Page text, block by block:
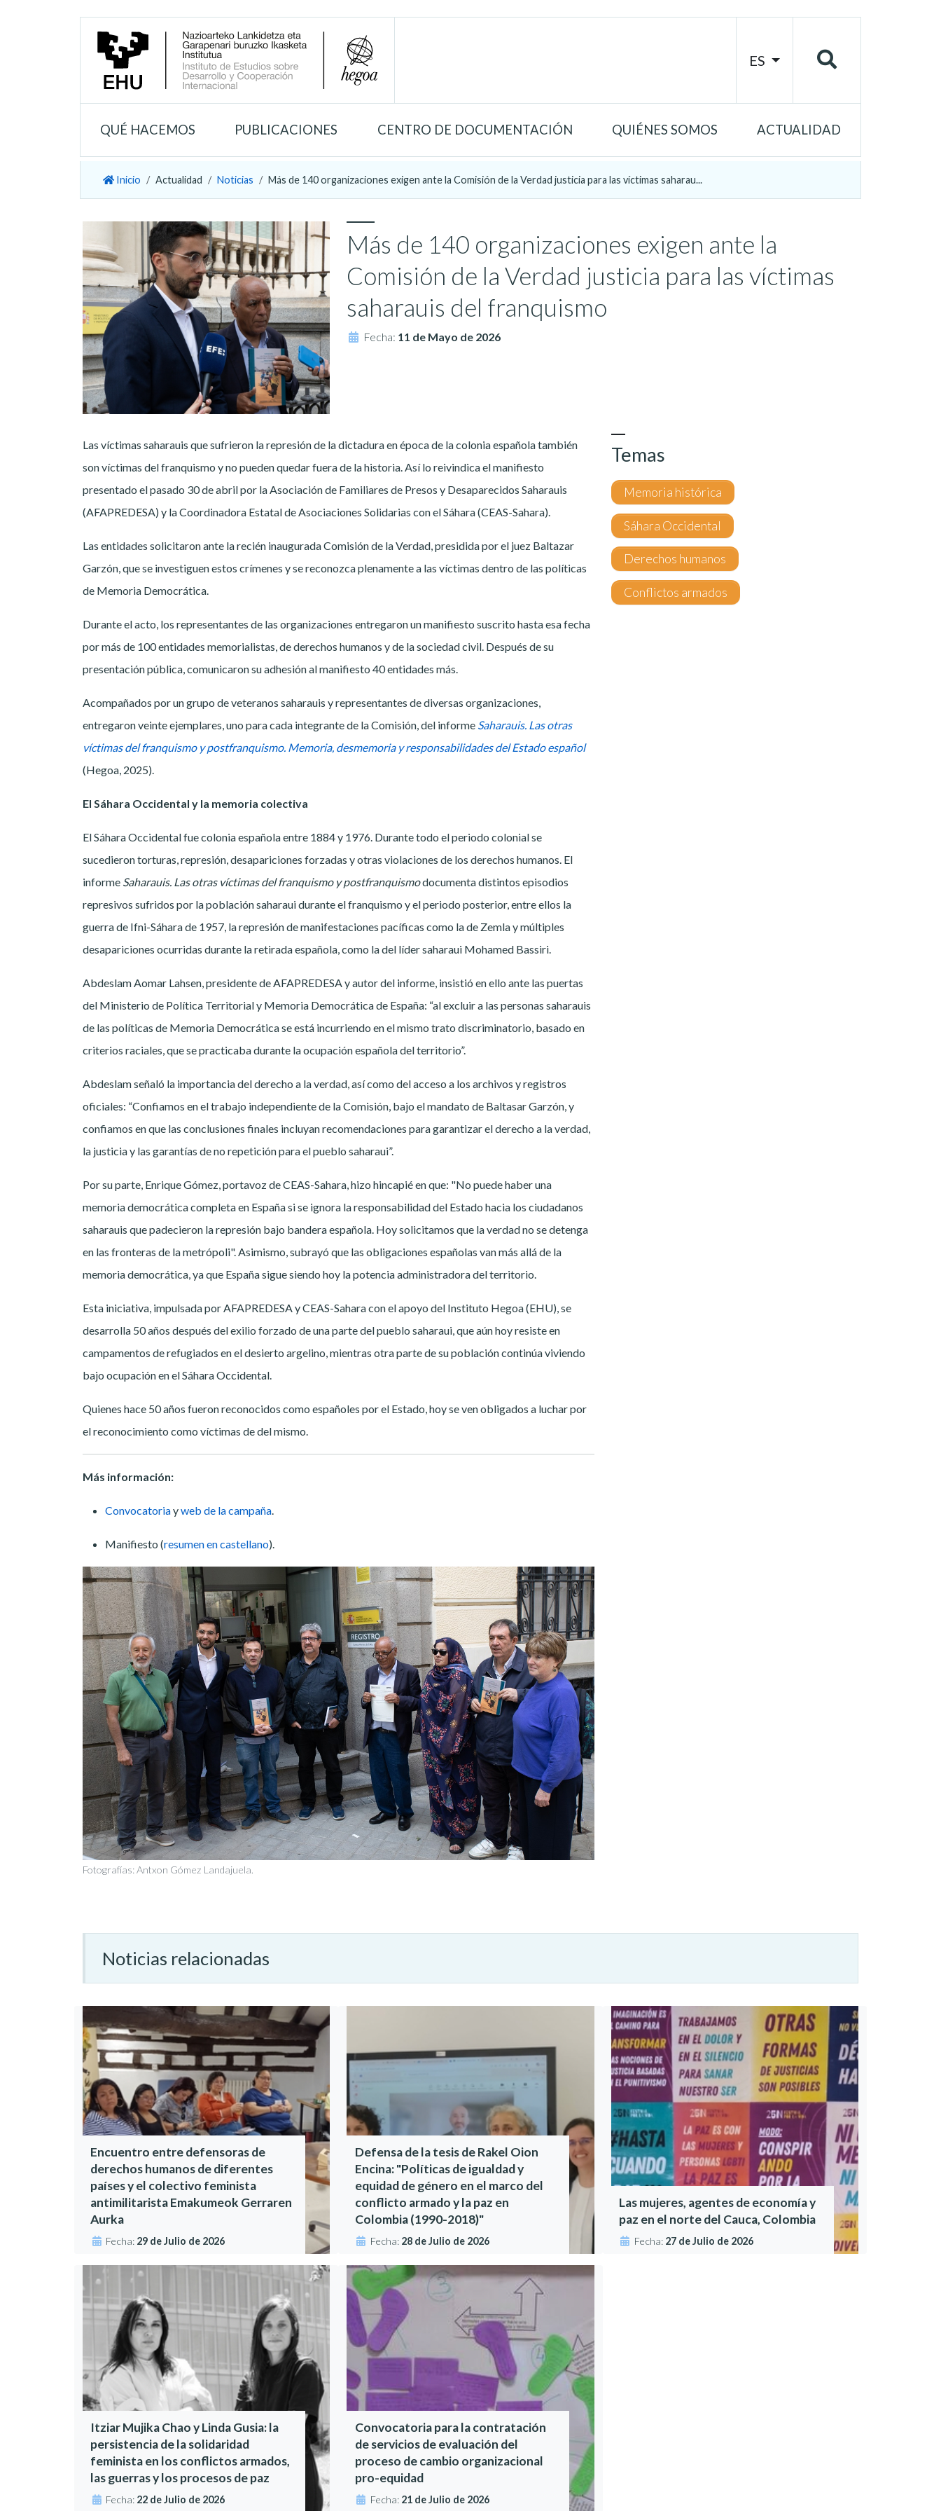
ES
QUÉ HACEMOS PUBLICACIONES CENTRO DE DOCUMENTACIÓN QUIÉNES SOMOS ACTUALIDAD
Inicio Actualidad Noticias Más de 140 organizaciones exigen ante la Comisión de la Verdad justicia para las víctimas saharau...
Más de 140 organizaciones exigen ante la
Comisión de la Verdad justicia para las víctimas
saharauis del franquismo
Fecha: 11 de Mayo de 2026
Las víctimas saharauis que sufrieron la represión de la dictadura en época de la colonia española también
son víctimas del franquismo y no pueden quedar fuera de la historia. Así lo reivindica el manifiesto
presentado el pasado 30 de abril por la Asociación de Familiares de Presos y Desaparecidos Saharauis
(AFAPREDESA) y la Coordinadora Estatal de Asociaciones Solidarias con el Sáhara (CEAS-Sahara).
Las entidades solicitaron ante la recién inaugurada Comisión de la Verdad, presidida por el juez Baltazar
Garzón, que se investiguen estos crímenes y se reconozca plenamente a las víctimas dentro de las políticas
de Memoria Democrática.
Durante el acto, los representantes de las organizaciones entregaron un manifiesto suscrito hasta esa fecha
por más de 100 entidades memorialistas, de derechos humanos y de la sociedad civil. Después de su
presentación pública, comunicaron su adhesión al manifiesto 40 entidades más.
Acompañados por un grupo de veteranos saharauis y representantes de diversas organizaciones,
entregaron veinte ejemplares, uno para cada integrante de la Comisión, del informe Saharauis. Las otras
víctimas del franquismo y postfranquismo. Memoria, desmemoria y responsabilidades del Estado español
(Hegoa, 2025).
El Sáhara Occidental y la memoria colectiva
El Sáhara Occidental fue colonia española entre 1884 y 1976. Durante todo el periodo colonial se
sucedieron torturas, represión, desapariciones forzadas y otras violaciones de los derechos humanos. El
informe Saharauis. Las otras víctimas del franquismo y postfranquismodocumenta distintos episodios
represivos sufridos por la población saharaui durante el franquismo y el periodo posterior, entre ellos la
guerra de Ifni-Sáhara de 1957, la represión de manifestaciones pacíficas como la de Zemla y múltiples
desapariciones ocurridas durante la retirada española, como la del líder saharaui Mohamed Bassiri.
Abdeslam Aomar Lahsen, presidente de AFAPREDESA y autor del informe, insistió en ello ante las puertas
del Ministerio de Política Territorial y Memoria Democrática de España: “al excluir a las personas saharauis
de las políticas de Memoria Democrática se está incurriendo en el mismo trato discriminatorio, basado en
criterios raciales, que se practicaba durante la ocupación española del territorio”.
Abdeslam señaló la importancia del derecho a la verdad, así como del acceso a los archivos y registros
oficiales: “Confiamos en el trabajo independiente de la Comisión, bajo el mandato de Baltasar Garzón, y
confiamos en que las conclusiones finales incluyan recomendaciones para garantizar el derecho a la verdad,
la justicia y las garantías de no repetición para el pueblo saharaui”.
Por su parte, Enrique Gómez, portavoz de CEAS-Sahara, hizo hincapié en que: "No puede haber una
memoria democrática completa en España si se ignora la responsabilidad del Estado hacia los ciudadanos
saharauis que padecieron la represión bajo bandera española. Hoy solicitamos que la verdad no se detenga
en las fronteras de la metrópoli". Asimismo, subrayó que las obligaciones españolas van más allá de la
memoria democrática, ya que España sigue siendo hoy la potencia administradora del territorio.
Esta iniciativa, impulsada por AFAPREDESA y CEAS-Sahara con el apoyo del Instituto Hegoa (EHU), se
desarrolla 50 años después del exilio forzado de una parte del pueblo saharaui, que aún hoy resiste en
campamentos de refugiados en el desierto argelino, mientras otra parte de su población continúa viviendo
bajo ocupación en el Sáhara Occidental.
Quienes hace 50 años fueron reconocidos como españoles por el Estado, hoy se ven obligados a luchar por
el reconocimiento como víctimas de del mismo.
Más información:
Convocatoriayweb de la campaña.
Manifiesto (resumen en castellano).
Fotografías: Antxon Gómez Landajuela.
Temas
Memoria histórica
Sáhara Occidental
Derechos humanos
Conflictos armados
Noticias relacionadas
Encuentro entre defensoras de
derechos humanos de diferentes
países y el colectivo feminista
antimilitarista Emakumeok Gerraren
Aurka
Fecha: 29 de Julio de 2026
Defensa de la tesis de Rakel Oion
Encina: "Políticas de igualdad y
equidad de género en el marco del
conflicto armado y la paz en
Colombia (1990-2018)"
Fecha: 28 de Julio de 2026
Las mujeres, agentes de economía y
paz en el norte del Cauca, Colombia
Fecha: 27 de Julio de 2026
Itziar Mujika Chao y Linda Gusia: la
persistencia de la solidaridad
feminista en los conflictos armados,
las guerras y los procesos de paz
Fecha: 22 de Julio de 2026
Convocatoria para la contratación
de servicios de evaluación del
proceso de cambio organizacional
pro-equidad
Fecha: 21 de Julio de 2026